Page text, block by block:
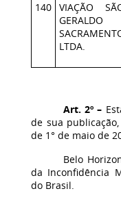
140 VIAÇÃO
GERALDO
LTDA.
Art. 2º –
de sua
de 1° de maio de
Belo
da Inconfidência
do Brasil.